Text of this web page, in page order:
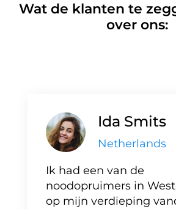
Wat de klanten te
over ons:
Ida Smits
Netherlands
Ik had een van de
noodopruimers in
op mijn verdieping